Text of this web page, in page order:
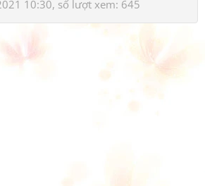
10:30, số lượt xem: 645